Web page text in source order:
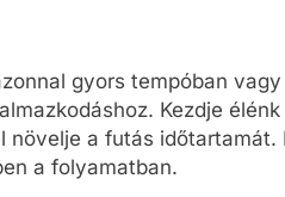
gyors tempóban
Kezdje
a futás
a folyamatban.